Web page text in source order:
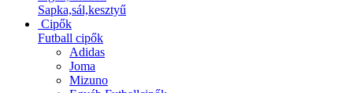
Sapka,sál,kesztyű
Cipők
Futball cipők
Adidas
Joma
Mizuno